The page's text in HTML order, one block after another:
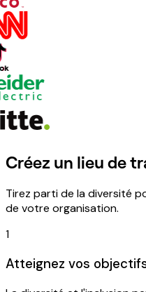
Créez un lieu de
Tirez parti de la diversité
de votre organisation.
1
Atteignez vos